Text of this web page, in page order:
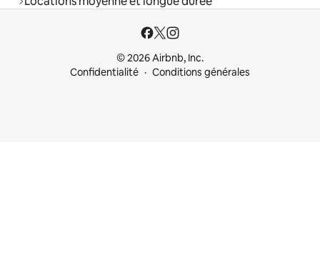
© 2026 Airbnb, Inc.
Confidentialité
Conditions générales